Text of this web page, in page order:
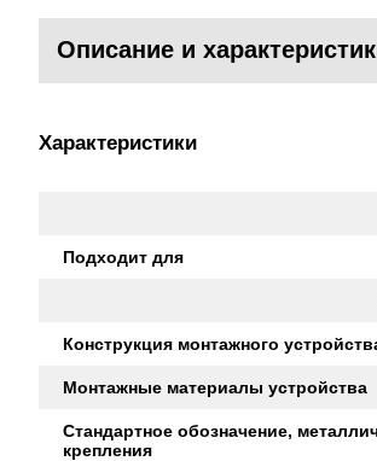
Описание и
Характеристики
Подходит для
Конструкция монтажного
Монтажные материалы устройства
Стандартное обозначение,
крепления